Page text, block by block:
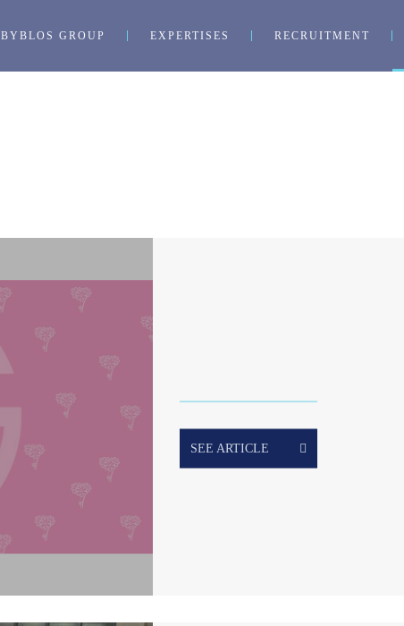
BYBLOS GROUP EXPERTISES RECRUITMENT
SEE ARTICLE